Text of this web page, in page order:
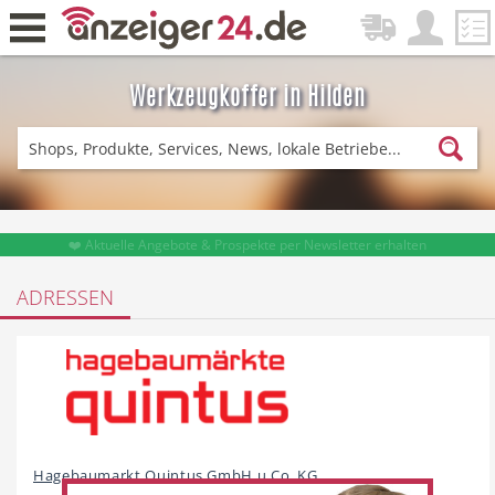
Werkzeugkoffer in Hilden
Zurück
Fitness & Sport Lieferservice
Einkaufen DE-News
News Restaurant
❤️ Aktuelle Angebote & Prospekte per Newsletter erhalten
ADRESSEN
Hagebaumarkt Quintus GmbH u.Co. KG